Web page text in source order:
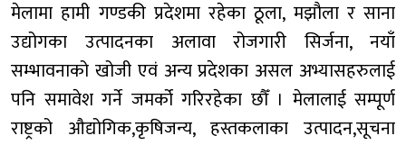
मेलामा हामी गण्डकी प्रदेशमा रहेका ठूला, मझौला र साना
उद्योगका उत्पादनका अलावा रोजगारी सिर्जना, नयाँ
सम्भावनाको खोजी एवं अन्य प्रदेशका असल अभ्यासहरुलाई
पनि समावेश गर्ने जमर्को गरिरहेका छौँ । मेलालाई सम्पूर्ण
राष्ट्रको औद्योगिक,कृषिजन्य, हस्तकलाका उत्पादन,सूचना